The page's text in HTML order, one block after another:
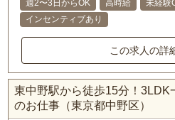
週2〜3日からOK 高時給 未経験
インセンティブあり
この求人の詳
東中野駅から徒歩15分！3LDK
のお仕事（東京都中野区）